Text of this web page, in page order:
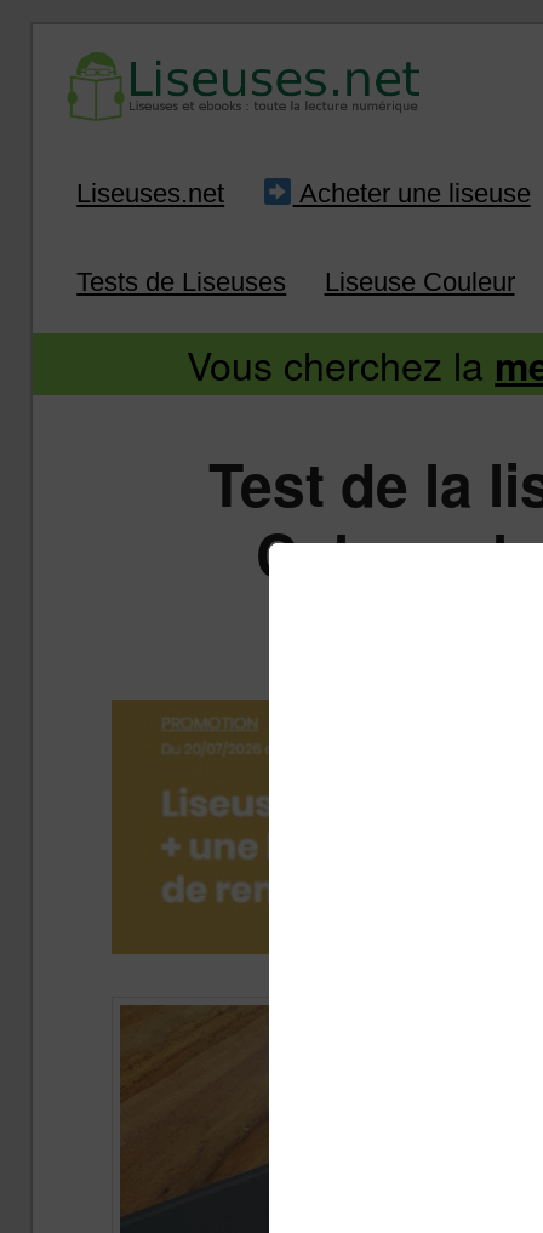
Infos sur les liseuses
Liseuses.net Acheter une liseuse
Tests de Liseuses Liseuse Couleur
Vous cherchez la
Test de la
Color+ :